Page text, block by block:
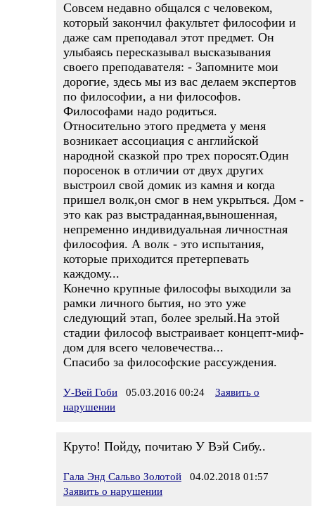
Совсем недавно общался с человеком,
который закончил факультет философии и
даже сам преподавал этот предмет. Он
улыбаясь пересказывал высказывания
своего преподавателя: - Запомните мои
дорогие, здесь мы из вас делаем экспертов
по философии, а ни философов.
Философами надо родиться.
Относительно этого предмета у меня
возникает ассоциация с английской
народной сказкой про трех поросят.Один
поросенок в отличии от двух других
выстроил свой домик из камня и когда
пришел волк,он смог в нем укрыться. Дом -
это как раз выстраданная,выношенная,
непременно индивидуальная личностная
философия. А волк - это испытания,
которые приходится претерпевать
каждому...
Конечно крупные философы выходили за
рамки личного бытия, но это уже
следующий этап, более зрелый.На этой
стадии философ выстраивает концепт-миф-
дом для всего человечества...
Спасибо за философские рассуждения.
У-Вей Гоби 05.03.2016 00:24
Заявить о
нарушении
Круто! Пойду, почитаю У Вэй Сибу..
Гала Энд Сальво Золотой 04.02.2018 01:57
Заявить о нарушении